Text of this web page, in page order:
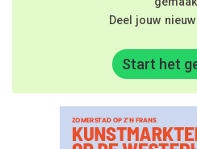
Deel jouw
Start het